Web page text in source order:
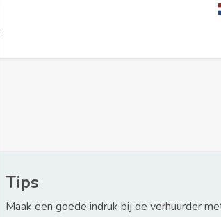
Tips
Maak een goede indruk bij de verhuurder